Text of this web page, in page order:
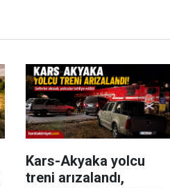
Kars-Akyaka yolcu
treni arızalandı,